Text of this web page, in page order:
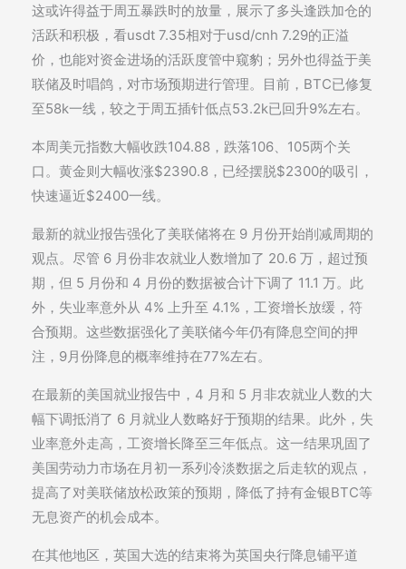
这或许得益于周五暴跌时的放量，展示了多头逢跌加仓的
活跃和积极，看usdt 7.35相对于usd/cnh 7.29的正溢
价，也能对资金进场的活跃度管中窥豹；另外也得益于美
联储及时唱鸽，对市场预期进行管理。目前，BTC已修复
至58k一线，较之于周五插针低点53.2k已回升9%左右。
本周美元指数大幅收跌104.88，跌落106、105两个关
口。黄金则大幅收涨$2390.8，已经摆脱$2300的吸引，
快速逼近$2400一线。
最新的就业报告强化了美联储将在 9 月份开始削减周期的
观点。尽管 6 月份非农就业人数增加了 20.6 万，超过预
期，但 5 月份和 4 月份的数据被合计下调了 11.1 万。此
外，失业率意外从 4% 上升至 4.1%，工资增长放缓，符
合预期。这些数据强化了美联储今年仍有降息空间的押
注，9月份降息的概率维持在77%左右。
在最新的美国就业报告中，4 月和 5 月非农就业人数的大
幅下调抵消了 6 月就业人数略好于预期的结果。此外，失
业率意外走高，工资增长降至三年低点。这一结果巩固了
美国劳动力市场在月初一系列冷淡数据之后走软的观点，
提高了对美联储放松政策的预期，降低了持有金银BTC等
无息资产的机会成本。
在其他地区，英国大选的结束将为英国央行降息铺平道